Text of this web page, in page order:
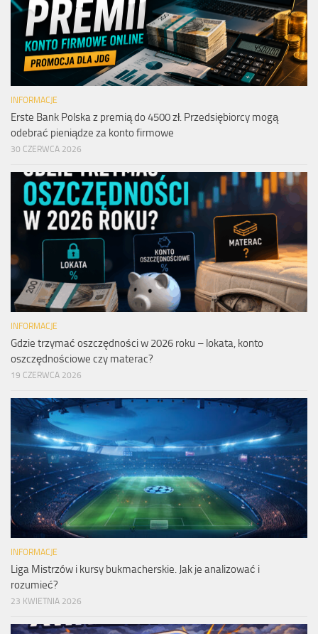
INFORMACJE
Erste Bank Polska z premią do 4500 zł. Przedsiębiorcy mogą
odebrać pieniądze za konto firmowe
30 CZERWCA 2026
INFORMACJE
Gdzie trzymać oszczędności w 2026 roku – lokata, konto
oszczędnościowe czy materac?
19 CZERWCA 2026
INFORMACJE
Liga Mistrzów i kursy bukmacherskie. Jak je analizować i
rozumieć?
23 KWIETNIA 2026